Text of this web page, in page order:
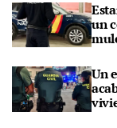
un
Un